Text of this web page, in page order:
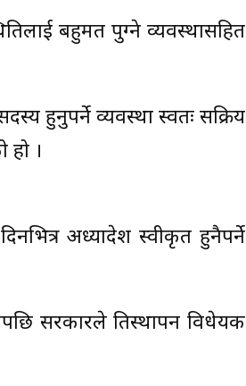
बहुमत पुग्ने व्यवस्थासहित
हुनुपर्ने व्यवस्था स्वतः सक्रिय
।
अध्यादेश स्वीकृत हुनैपर्ने
सरकारले प्रतिस्थापन विधेयक